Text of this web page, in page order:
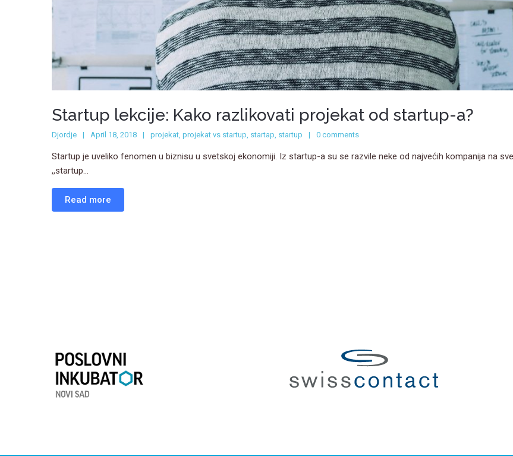
Startup lekcije: Kako razlikovati projekat od startup-a?
Djordje April 18, 2018 projekat, projekat vs startup, startap, startup 0 comments
Startup je uveliko fenomen u biznisu u svetskoj ekonomiji. Iz startup-a su se razvile neke od najvećih kompanija na
,,startup...
Read more